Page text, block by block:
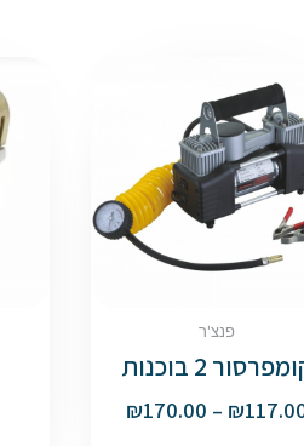
פנצ'ר
2 בוכנות
₪
–
₪170.00